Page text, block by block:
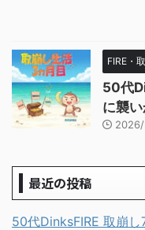
FIRE・
50代
に襲
最近の投稿
50代DinksFIRE 取崩